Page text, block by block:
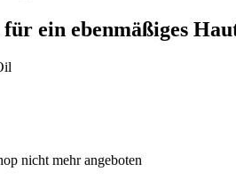
ein ebenmäßiges
nicht mehr angeboten